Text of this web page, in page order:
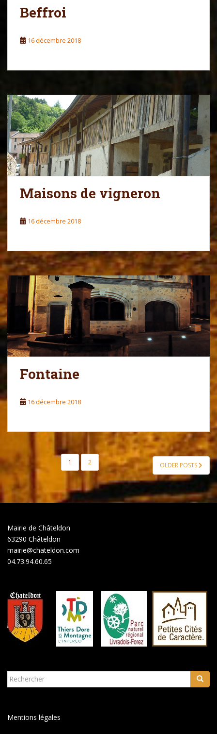
Beffroi
16 décembre 2018
Maisons de vigneron
16 décembre 2018
Fontaine
16 décembre 2018
NAVIGATION DES ARTICLES
1 2 OLDER POSTS
Mairie de Châteldon
63290 Châteldon
mairie@chateldon.com
04.73.94.60.65
Rechercher...
Mentions légales